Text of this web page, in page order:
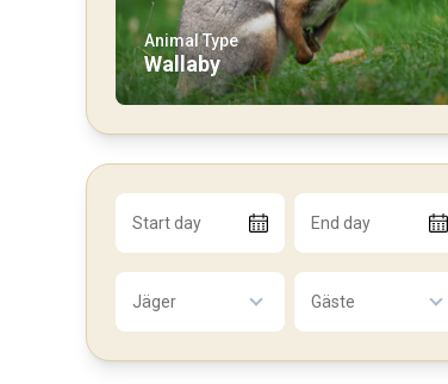
Animal Type
Wallaby
Start day End day
Jäger Gäste